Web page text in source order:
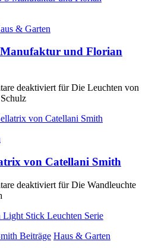
& Garten
und Florian
deaktiviert für Die Leuchten von
von Catellani Smith
deaktiviert für Die Wandleuchte
Beiträge Haus & Garten